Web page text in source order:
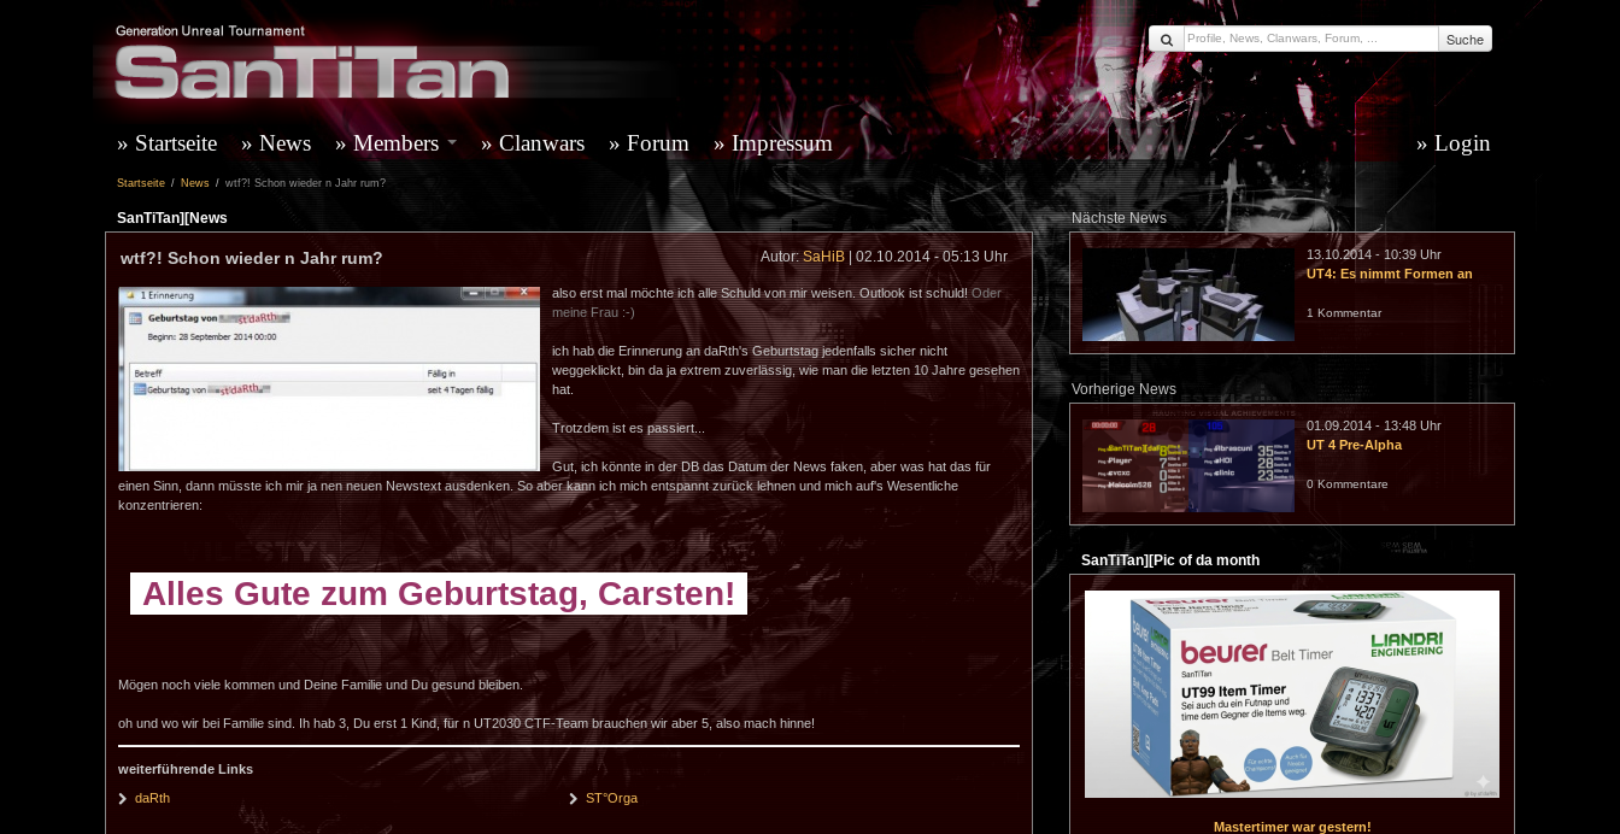
Suche
Startseite News Members Clanwars Forum Impressum Login
Startseite / News / wtf?! Schon wieder n Jahr rum?
SanTiTan][News
wtf?! Schon wieder n Jahr rum? Autor:SaHiB | 02.10.2014 - 05:13 Uhr
also erst mal möchte ich alle Schuld von mir weisen. Outlook ist schuld!Oder
meine Frau :-)
ich hab die Erinnerung an daRth's Geburtstag jedenfalls sicher nicht
weggeklickt, bin da ja extrem zuverlässig, wie man die letzten 10 Jahre gesehen
hat.
Trotzdem ist es passiert...
Gut, ich könnte in der DB das Datum der News faken, aber was hat das für
einen Sinn, dann müsste ich mir ja nen neuen Newstext ausdenken. So aber kann ich mich entspannt zurück lehnen und mich auf's Wesentliche
konzentrieren:
Alles Gute zum Geburtstag, Carsten!
Mögen noch viele kommen und Deine Familie und Du gesund bleiben.
oh und wo wir bei Familie sind. Ih hab 3, Du erst 1 Kind, für n UT2030 CTF-Team brauchen wir aber 5, also mach hinne!
weiterführende Links
daRth
ST°Orga
Nächste News
13.10.2014 - 10:39 Uhr
UT4: Es nimmt Formen an
1 Kommentar
Vorherige News
01.09.2014 - 13:48 Uhr
UT 4 Pre-Alpha
0 Kommentare
SanTiTan][Pic of da month
Mastertimer war gestern!